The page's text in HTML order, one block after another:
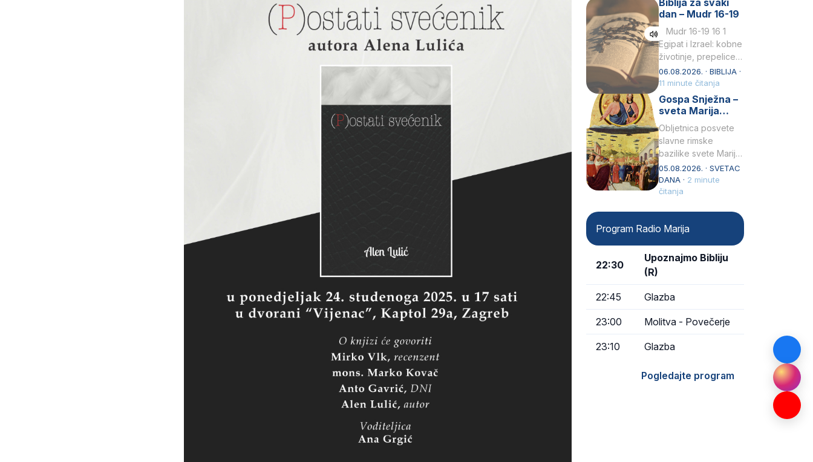
Petar u svojoj
drugoj…
Biblija za svaki
dan – Mudr 16-19
Mudr 16-19 16 1
Egipat i Izrael: kobne
životinje, prepelice
Zato bijahu
primjereno kažnjeni
sličnim životinjamai
mučeni mnoštvom
06.08.2026. · BIBLIJA ·
11 minute čitanja
Gospa Snježna –
sveta Marija
Velika, zaštitnica
rimske bazilike
Obljetnica posvete
slavne rimske
bazilike svete Marije
Velike (Santa Maria
Maggiore) u narodu
se slavi kao Gospa
05.08.2026. · SVETAC
DANA · 2 minute
čitanja
Program Radio Marija
22:30
Upoznajmo Bibliju
(R)
22:45 Glazba
23:00 Molitva - Povečerje
23:10 Glazba
Pogledajte program